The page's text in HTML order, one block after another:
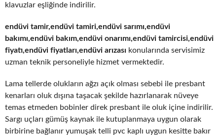
klavuzlar eşliğinde indirilir.
endüvi tamir,endüvi tamiri,endüvi sarımı,endüvi
bakımı,endüvi bakım,endüvi onarımı,endüvi tamircisi,endüvi
fiyatı,endüvi fiyatları,endüvi arızası konularında servisimiz
uzman teknik personeliyle hizmet vermektedir.
Lama tellerde olukların ağzı açık olması sebebi ile presbant
kenarları oluk dışına taşacak şekilde hazırlanarak nüveye
temas etmeden bobinler direk presbant ile oluk içine indirilir.
Sargı uçları gümüş kaynak ile kutuplanmaya uygun olarak
birbirine bağlanır yumuşak telli pvc kaplı uygun kesitte bakır